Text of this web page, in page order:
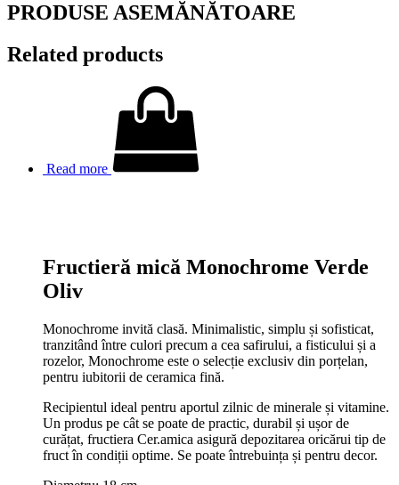
PRODUSE ASEMĂNĂTOARE
Related products
Read more
Fructieră mică Monochrome Verde
Oliv
Monochrome invită clasă. Minimalistic, simplu și sofisticat,
tranzitând între culori precum a cea safirului, a fisticului și a
rozelor, Monochrome este o selecție exclusiv din porțelan,
pentru iubitorii de ceramica fină.
Recipientul ideal pentru aportul zilnic de minerale și vitamine.
Un produs pe cât se poate de practic, durabil și ușor de
curățat, fructiera Cer.amica asigură depozitarea oricărui tip de
fruct în condiții optime. Se poate întrebuința și pentru decor.